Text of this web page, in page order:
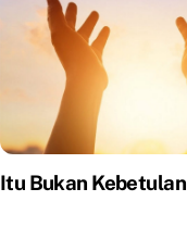
Itu Bukan Kebetulan